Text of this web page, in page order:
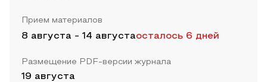
Прием материалов
8 августа - 14 августаосталось 6 дней
Размещение PDF-версии журнала
19 августа